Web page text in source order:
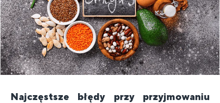
Najczęstsze błędy przy przyjmowaniu